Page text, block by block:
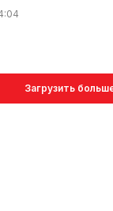
Загрузить